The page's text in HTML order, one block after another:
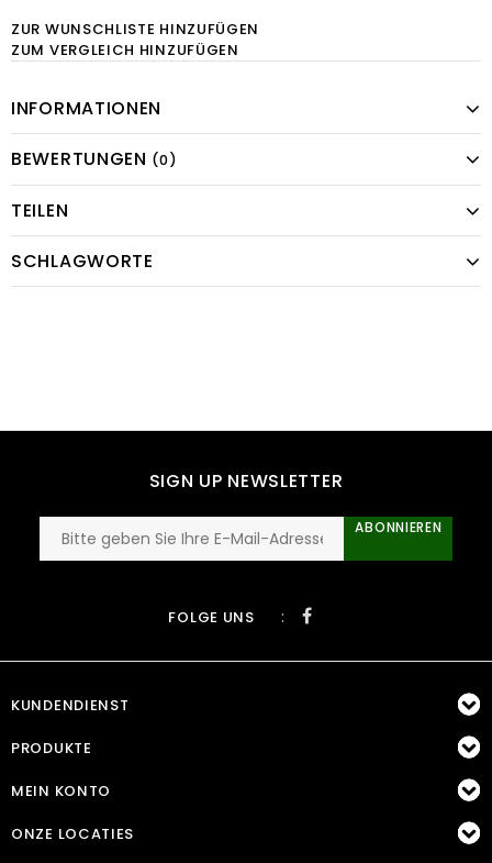
ZUR WUNSCHLISTE HINZUFÜGEN
ZUM VERGLEICH HINZUFÜGEN
INFORMATIONEN
BEWERTUNGEN (0)
TEILEN
SCHLAGWORTE
SIGN UP NEWSLETTER
ABONNIEREN
FOLGE UNS :
KUNDENDIENST
PRODUKTE
MEIN KONTO
ONZE LOCATIES